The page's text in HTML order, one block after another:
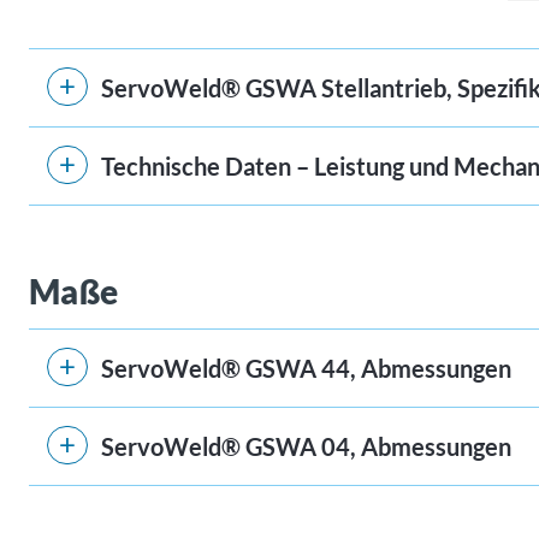
ServoWeld® GSWA Stellantrieb,
Technische Daten – Leistung und
Maße
ServoWeld® GSWA 44, Abmessungen
ServoWeld® GSWA 04, Abmessungen